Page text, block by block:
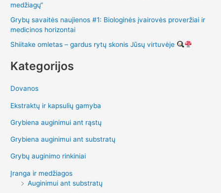
medžiagų“
Grybų savaitės naujienos #1: Biologinės įvairovės proveržiai ir
medicinos horizontai
Shiitake omletas – gardus rytų skonis Jūsų virtuvėje
Kategorijos
Dovanos
Ekstraktų ir kapsulių gamyba
Grybiena auginimui ant rąstų
Grybiena auginimui ant substratų
Grybų auginimo rinkiniai
Įranga ir medžiagos
Auginimui ant substratų